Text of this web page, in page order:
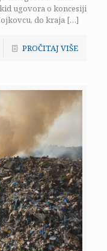
ugovora o koncesiji
do kraja […]
PROČITAJ VIŠE